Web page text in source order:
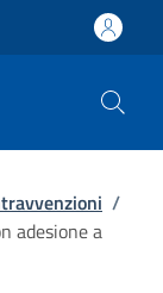
/
adesione a